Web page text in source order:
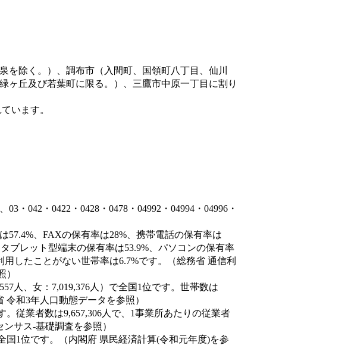
を除く。）、調布市（入間町、国領町八丁目、仙川
ヶ丘及び若葉町に限る。）、三鷹市中原一丁目 に割り
います。
・042・0422・0428・0478・04992・04994・04996・
57.4%、FAXの保有率は28%、携帯電話の保有率は
ブレット型端末の保有率は53.9%、パソコンの保有率
したことがない世帯率は6.7%です。（総務省 通信利
）
人、女：7,019,376人）で全国1位です。世帯数は
令和3年人口動態データを参照）
。従業者数は9,657,306人で、1事業所あたりの従業者
サス‐基礎調査を参照）
国1位です。（内閣府 県民経済計算(令和元年度)を参